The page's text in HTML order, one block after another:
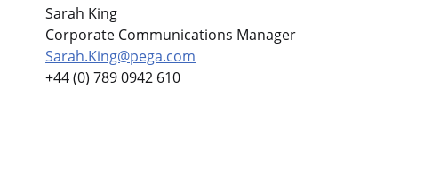
Sarah King
Corporate Communications Manager
Sarah.King@pega.com
+44 (0) 789 0942 610